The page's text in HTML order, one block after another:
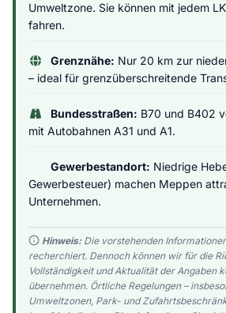
Umweltzone. Sie können mit jedem
fahren.
Grenznähe: Nur 20 km zur
– ideal für grenzüberschreitende
Bundesstraßen: B70 und B402
mit Autobahnen A31 und A1.
Gewerbestandort: Niedrige
Gewerbesteuer) machen Meppen
Unternehmen.
Hinweis:Die vorstehenden
recherchiert. Dennoch können wir für die
Vollständigkeit und Aktualität der Angaben
übernehmen. Örtliche Regelungen –
Umweltzonen, Park- und